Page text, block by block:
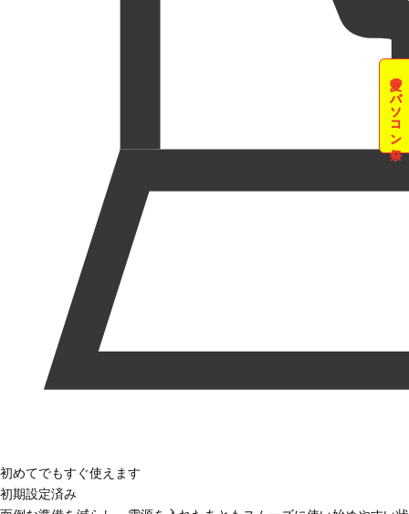
夏のパソコン祭
初めてでもすぐ使えます
初期設定済み